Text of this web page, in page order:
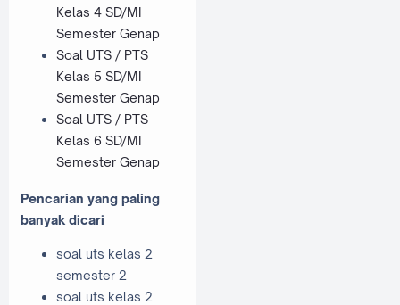
Kelas 4 SD/MI
Semester Genap
Soal UTS / PTS
Kelas 5 SD/MI
Semester Genap
Soal UTS / PTS
Kelas 6 SD/MI
Semester Genap
Pencarian yang paling
banyak dicari
soal uts kelas 2
semester 2
soal uts kelas 2